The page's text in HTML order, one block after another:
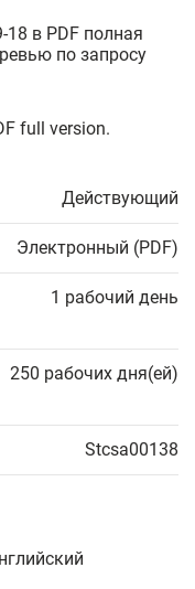
18 в PDF полная
по запросу
full version.
Действующий
Электронный (PDF)
1 рабочий день
250 рабочих дня(ей)
Stcsa00138